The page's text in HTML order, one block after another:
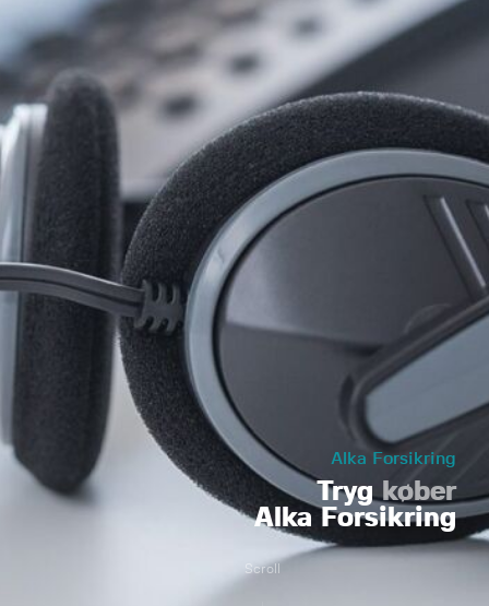
Alka Forsikring
Trygkøber
Alka Forsikring
Scroll